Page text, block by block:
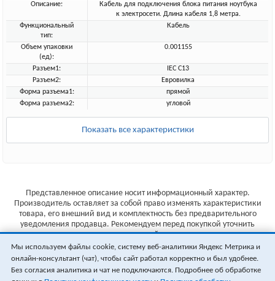
Описание:
Кабель для подключения блока питания ноутбука
к электросети. Длина кабеля 1,8 метра.
Функциональный
тип:
Кабель
Объем упаковки
(ед):
0.001155
Разъем1:
IEC C13
Разъем2:
Евровилка
Форма разъема1:
прямой
Форма разъема2:
угловой
Показать все характеристики
Представленное описание носит информационный характер.
Производитель оставляет за собой право изменять характеристики
товара, его внешний вид и комплектность без предварительного
уведомления продавца. Рекомендуем перед покупкой уточнить
характеристики товара на сайте производителя.
Указанные цены не являются публичной офертой (ст.435 ГК РФ).
Стоимость и наличие товара уточняйте у менеджера.
Мы используем файлы cookie, систему веб-аналитики Яндекс Метрика и
онлайн-консультант (чат), чтобы сайт работал корректно и был удобнее.
Без согласия аналитика и чат не подключаются. Подробнее об обработке